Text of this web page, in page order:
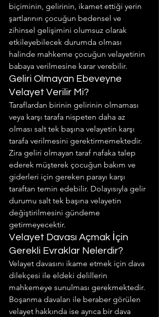
biçiminin, gelirinin, ikamet ettiği yerin
şartlarının çocuğun bedensel ve
zihinsel gelişimini olumsuz olarak
etkileyebilecek durumda olması
halinde mahkeme çocuğun velayetinin
babaya verilmesine karar verebilir.
Geliri Olmayan Ebeveyne
Velayet Verilir Mi?
Taraflardan birinin gelirinin olmaması
veya karşı tarafa nispeten daha az
olması salt tek başına velayetin karşı
tarafa verilmesini gerektirmemektedir.
Zira geliri olmayan taraf nafaka talep
ederek müşterek çocuğun bakım ve
giderleri için gereken parayı karşı
taraftan temin edebilir. Dolayısıyla gelir
durumu salt tek başına velayetin
değiştirilmesini gündeme
getirmeyecektir.
Velayet Davası Açmak İçin
Gerekli Evraklar Nelerdir?
Velayet davasını ikame etmek için dava
dilekçesi ile eldeki delillerin
mahkemeye sunulması gerekmektedir.
Boşanma davaları ile beraber görülen
velayet hakkında ise ayrıca bir dava